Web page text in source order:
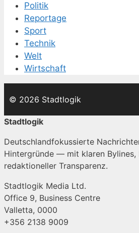
Politik
Reportage
Sport
Technik
Welt
Wirtschaft
© 2026 Stadtlogik
Stadtlogik
Deutschlandfokussierte
Hintergründe — mit klaren Bylines,
redaktioneller Transparenz.
Stadtlogik Media Ltd.
Office 9, Business Centre
Valletta, 0000
+356 2138 9009